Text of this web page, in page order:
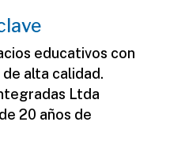
educativos con
de alta calidad.
Ltda
20 años de